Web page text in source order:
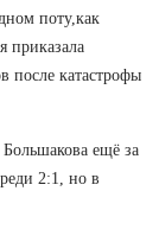
поту,как
приказала
после катастрофы
ещё за
2:1, но в